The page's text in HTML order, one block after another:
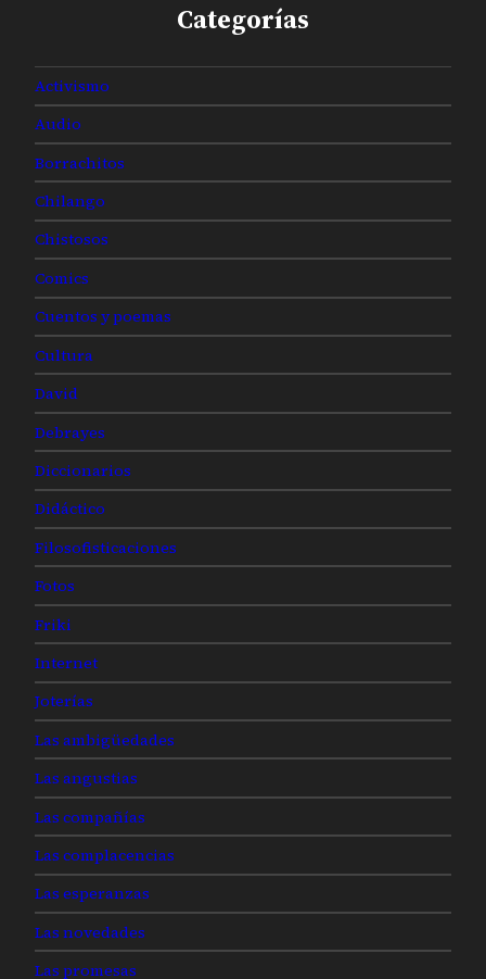
Categorías
Activismo
Audio
Borrachitos
Chilango
Chistosos
Comics
Cuentos y poemas
Cultura
David
Debrayes
Diccionarios
Didáctico
Filosofisticaciones
Fotos
Friki
Internet
Joterías
Las ambigüedades
Las angustias
Las compañías
Las complacencias
Las esperanzas
Las novedades
Las promesas